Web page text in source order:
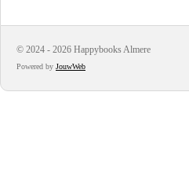
© 2024 - 2026 Happybooks Almere
Powered by JouwWeb